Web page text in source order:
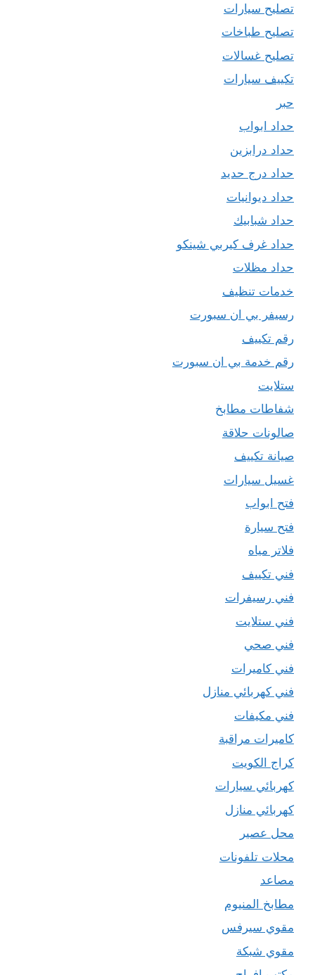
تصليح سيارات
تصليح طباخات
تصليح غسالات
تكييف سيارات
حبر
حداد ابواب
حداد درابزين
حداد درج حديد
حداد ديوانيات
حداد شبابيك
حداد غرف كيربي شينكو
حداد مظلات
خدمات تنظيف
رسيفر بي ان سبورت
رقم تكييف
رقم خدمة بي ان سبورت
ستلايت
شفاطات مطابخ
صالونات حلاقة
صيانة تكييف
غسيل سيارات
فتح ابواب
فتح سيارة
فلاتر مياه
فني تكييف
فني رسيفرات
فني ستلايت
فني صحي
فني كاميرات
فني كهربائي منازل
فني مكيفات
كاميرات مراقبة
كراج الكويت
كهربائي سيارات
كهربائي منازل
محل عصير
محلات تلفونات
مصاعد
مطابخ المنيوم
مقوي سيرفس
مقوي شبكة